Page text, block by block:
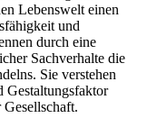
Lebenswelt einen
und
durch eine
Sachverhalte die
Sie verstehen
Gestaltungsfaktor